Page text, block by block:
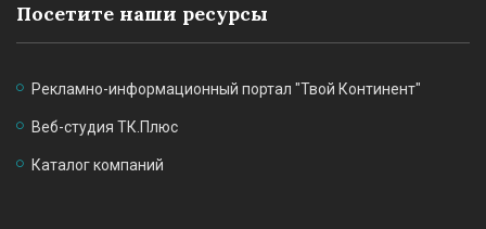
Посетите наши ресурсы
Рекламно-информационный портал "Твой Континент"
Веб-студия ТК.Плюс
Каталог компаний